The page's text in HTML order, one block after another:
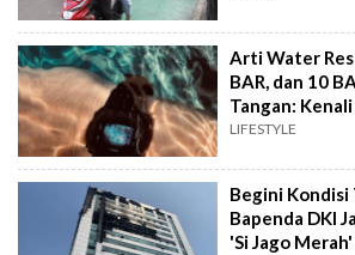
Arti Water
BAR, dan 10
Tangan: Kenali
Beli
LIFESTYLE
Begini
Bapenda DKI
'Si Jago